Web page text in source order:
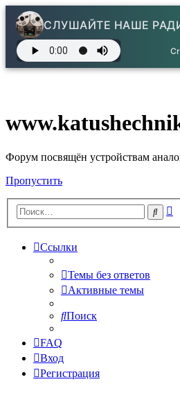
СЛУШАЙТЕ НАШЕ
Форум посвящён устройствам
Пропустить
Поиск
Ссылки
Темы без ответов
Активные темы
Поиск
FAQ
Вход
Регистрация